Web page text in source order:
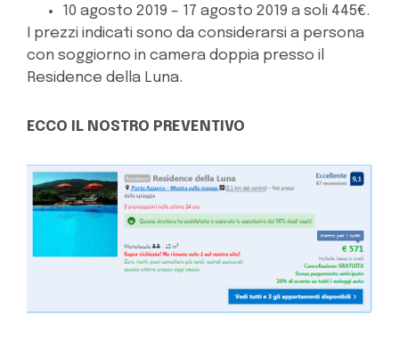
10 agosto 2019 – 17 agosto 2019 a soli 445€.
I prezzi indicati sono da considerarsi a persona
con soggiorno in camera doppia presso il
Residence della Luna.
ECCO IL NOSTRO PREVENTIVO